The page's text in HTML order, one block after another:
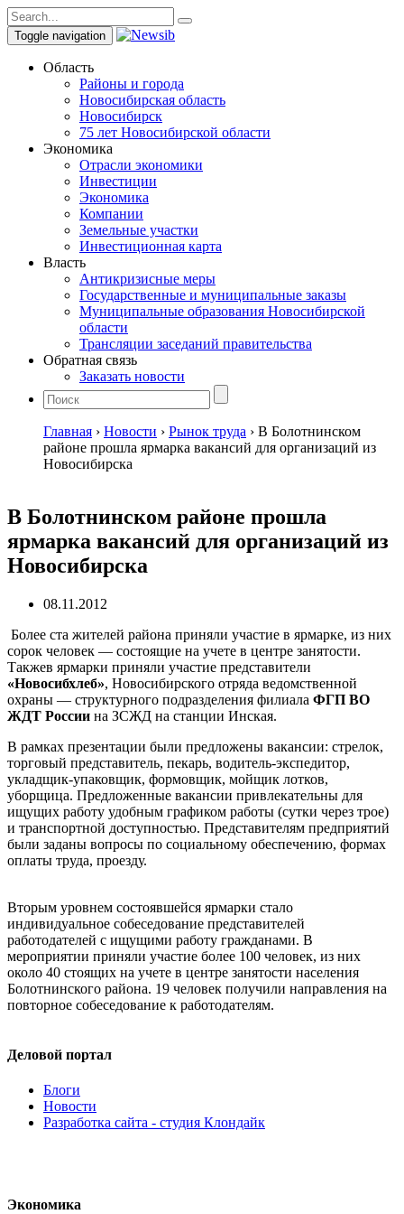
Toggle navigation
Область
Районы и города
Новосибирская область
Новосибирск
75 лет Новосибирской области
Экономика
Отрасли экономики
Инвестиции
Экономика
Компании
Земельные участки
Инвестиционная карта
Власть
Антикризисные меры
Государственные и муниципальные заказы
Муниципальные образования Новосибирской
области
Трансляции заседаний правительства
Обратная связь
Заказать новости
Главная › Новости › Рынок труда › В Болотнинском
районе прошла ярмарка вакансий для организаций из
Новосибирска
В Болотнинском районе прошла
ярмарка вакансий для организаций из
Новосибирска
08.11.2012
Более ста жителей района приняли участие в ярмарке, из них
сорок человек — состоящие на учете в центре занятости.
Такжев ярмарки приняли участие представители
«Новосибхлеб», Новосибирского отряда ведомственной
охраны — структурного подразделения филиала ФГП ВО
ЖДТ России на ЗСЖД на станции Инская.
В рамках презентации были предложены вакансии: стрелок,
торговый представитель, пекарь, водитель-экспедитор,
укладщик-упаковщик, формовщик, мойщик лотков,
уборщица. Предложенные вакансии привлекательны для
ищущих работу удобным графиком работы (сутки через трое)
и транспортной доступностью. Представителям предприятий
были заданы вопросы по социальному обеспечению, формах
оплаты труда, проезду.
Вторым уровнем состоявшейся ярмарки стало
индивидуальное собеседование представителей
работодателей с ищущими работу гражданами. В
мероприятии приняли участие более 100 человек, из них
около 40 стоящих на учете в центре занятости населения
Болотнинского района. 19 человек получили направления на
повторное собеседование к работодателям.
Деловой портал
Блоги
Новости
Разработка сайта - студия Клондайк
Экономика